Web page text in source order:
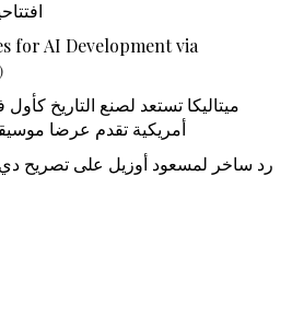
for AI Development via
ميتاليكا تستعد لصنع التاريخ
أمريكية تقدم عرضا
رد ساخر لمسعود أوزيل على تصريح